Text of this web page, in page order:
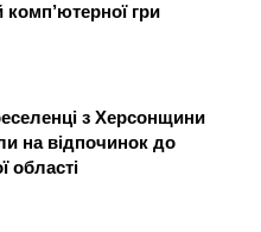
комп’ютерної гри
з Херсонщини
на відпочинок до
області